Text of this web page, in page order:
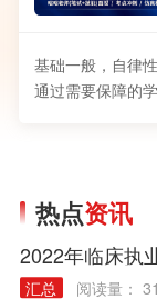
基础一般，自律
通过需要保障的学
热点资讯
2022年临床执
汇总 阅读量：